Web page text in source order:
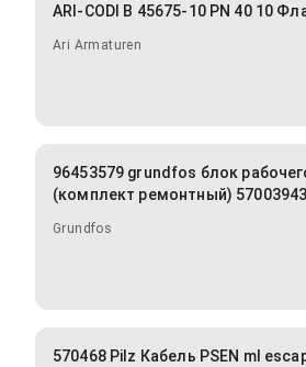
ARI-CODI B 45675-10 PN 40 10
Ari Armaturen
96453579 grundfos блок
(комплект ремонтный)
Grundfos
570468 Pilz Кабель PSEN ml